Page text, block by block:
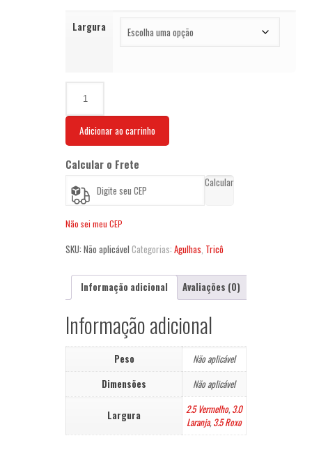
Largura
Para
Trico
Alumínio
quantidade
Adicionar ao carrinho
Calcular o Frete
Calcular
Não sei meu CEP
SKU: Não aplicável Categorias: Agulhas Tricô
Informação adicional Avaliações (0)
Informação adicional
Peso
Não aplicável
Dimensões
Não aplicável
Largura 2.5 Vermelho, 3.0
Laranja, 3.5 Roxo